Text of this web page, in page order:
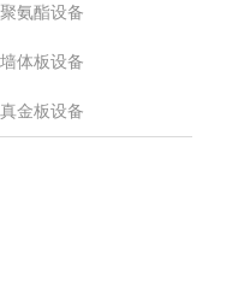
聚氨酯设备
墙体板设备
真金板设备